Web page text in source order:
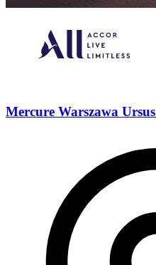
Mercure Warszawa Ursus